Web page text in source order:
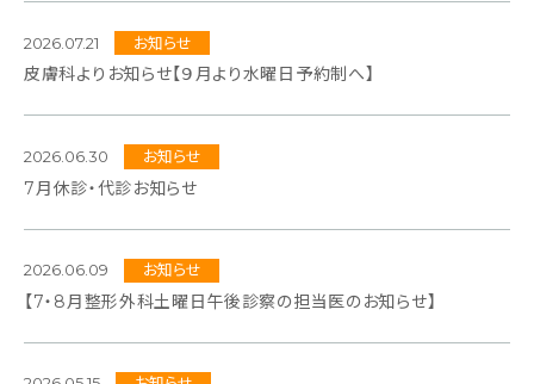
2026.07.21 お知らせ
皮膚科よりお知らせ【９月より水曜日予約制へ】
2026.06.30 お知らせ
7月休診・代診お知らせ
2026.06.09 お知らせ
【7・8月整形外科土曜日午後診察の担当医のお知らせ】